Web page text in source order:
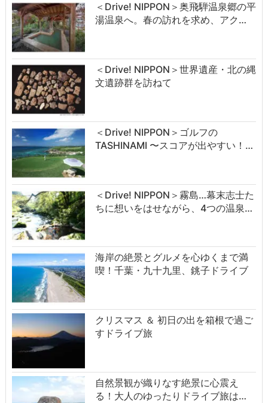
＜Drive! NIPPON＞奥飛騨温泉郷の平
湯温泉へ。春の訪れを求め、アク…
＜Drive! NIPPON＞世界遺産・北の縄
文遺跡群を訪ねて
＜Drive! NIPPON＞ゴルフの
TASHINAMI 〜スコアが出やすい！…
＜Drive! NIPPON＞霧島…幕末志士た
ちに想いをはせながら、4つの温泉…
海岸の絶景とグルメを心ゆくまで満
喫！千葉・九十九里、銚子ドライブ
クリスマス ＆ 初日の出を箱根で過ご
すドライブ旅
自然景観が織りなす絶景に心震え
る！大人のゆったりドライブ旅は…